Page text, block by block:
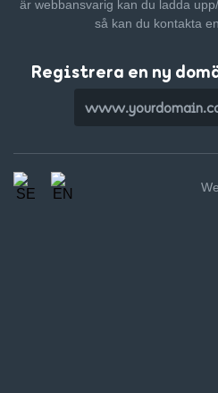
är webbansvarig kan du ladda
så kan du kontakta
Registrera en ny